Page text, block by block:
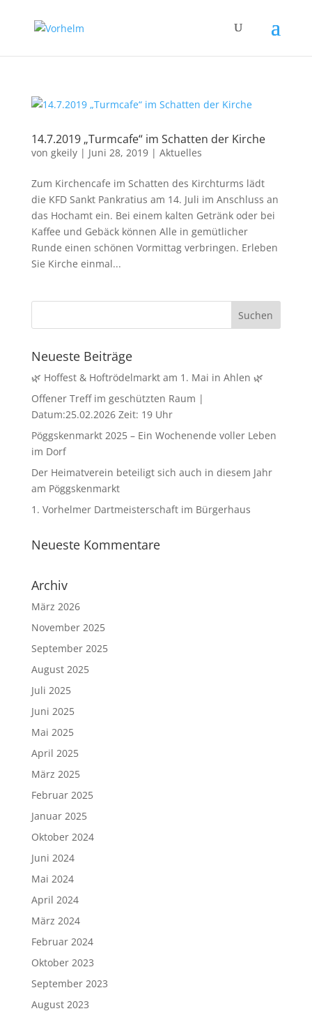
14.7.2019 „Turmcafe“ im Schatten der Kirche
von gkeily| Juni 28, 2019| Aktuelles
Zum Kirchencafe im Schatten des Kirchturms lädt
die KFD Sankt Pankratius am 14. Juli im Anschluss an
das Hochamt ein. Bei einem kalten Getränk oder bei
Kaffee und Gebäck können Alle in gemütlicher
Runde einen schönen Vormittag verbringen. Erleben
Sie Kirche einmal...
Neueste Beiträge
🌿 Hoffest & Hoftrödelmarkt am 1. Mai in Ahlen 🌿
Offener Treff im geschützten Raum |
Datum:25.02.2026 Zeit: 19 Uhr
Pöggskenmarkt 2025 – Ein Wochenende voller Leben
im Dorf
Der Heimatverein beteiligt sich auch in diesem Jahr
am Pöggskenmarkt
1. Vorhelmer Dartmeisterschaft im Bürgerhaus
Neueste Kommentare
Archiv
März 2026
November 2025
September 2025
August 2025
Juli 2025
Juni 2025
Mai 2025
April 2025
März 2025
Februar 2025
Januar 2025
Oktober 2024
Juni 2024
Mai 2024
April 2024
März 2024
Februar 2024
Oktober 2023
September 2023
August 2023